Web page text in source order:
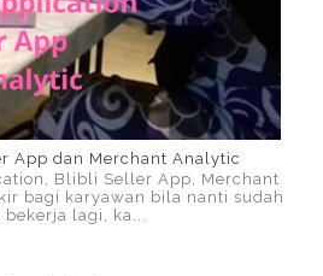
App dan Merchant Analytic
Blibli Seller App, Merchant
bagi karyawan bila nanti sudah
bekerja lagi, ka...